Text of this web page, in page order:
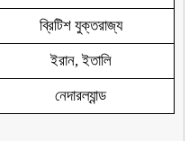
ব্রিটিশ যুক্তরাজ্য
ইরান, ইতালি
নেদারল্যান্ড